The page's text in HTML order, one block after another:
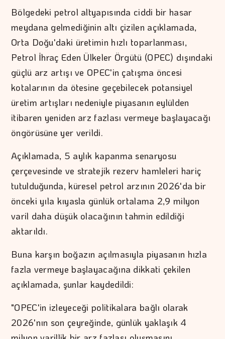
Bölgedeki petrol altyapısında ciddi bir hasar
meydana gelmediğinin altı çizilen açıklamada,
Orta Doğu'daki üretimin hızlı toparlanması,
Petrol İhraç Eden Ülkeler Örgütü (OPEC) dışındaki
güçlü arz artışı ve OPEC'in çatışma öncesi
kotalarının da ötesine geçebilecek potansiyel
üretim artışları nedeniyle piyasanın eylülden
itibaren yeniden arz fazlası vermeye başlayacağı
öngörüsüne yer verildi.
Açıklamada, 5 aylık kapanma senaryosu
çerçevesinde ve stratejik rezerv hamleleri hariç
tutulduğunda, küresel petrol arzının 2026'da bir
önceki yıla kıyasla günlük ortalama 2,9 milyon
varil daha düşük olacağının tahmin edildiği
aktarıldı.
Buna karşın boğazın açılmasıyla piyasanın hızla
fazla vermeye başlayacağına dikkati çekilen
açıklamada, şunlar kaydedildi:
"OPEC'in izleyeceği politikalara bağlı olarak
2026'nın son çeyreğinde, günlük yaklaşık 4